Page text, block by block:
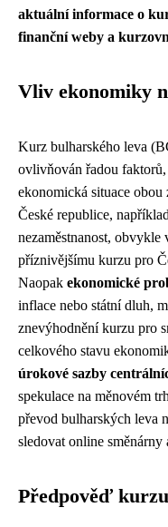
aktuální informace o
finanční weby a
Vliv ekonomiky
Kurz bulharského leva
ovlivňován řadou
ekonomická situace obou
České republice,
nezaměstnanost,
příznivějšímu kurzu pro
Naopak ekonomické
inflace nebo státní dluh,
znevýhodnění kurzu pro
celkového stavu
úrokové sazby
spekulace na měnovém
převod bulharských leva
sledovat online
Předpověď